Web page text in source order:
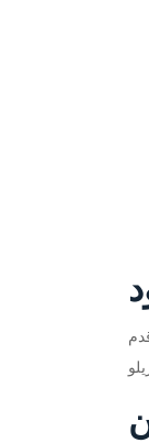
كلفته 349 ألف دولار ، والتي تقدر قيمتها الآن بـ 360 ألف دولار. المنزل تبلغ مساحته 3300 قدم